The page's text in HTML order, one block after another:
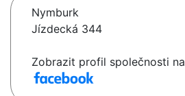
Nymburk
Jízdecká 344
Zobrazit profil společnosti na